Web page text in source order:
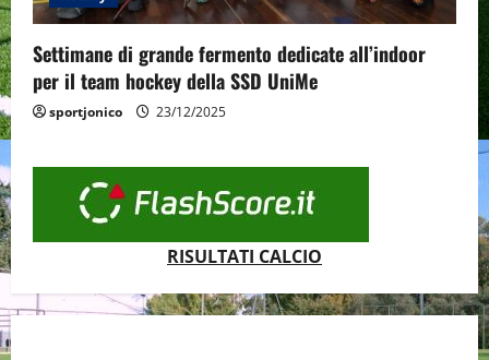
Settimane di grande fermento dedicate all’indoor
per il team hockey della SSD UniMe
sportjonico 23/12/2025
RISULTATI CALCIO